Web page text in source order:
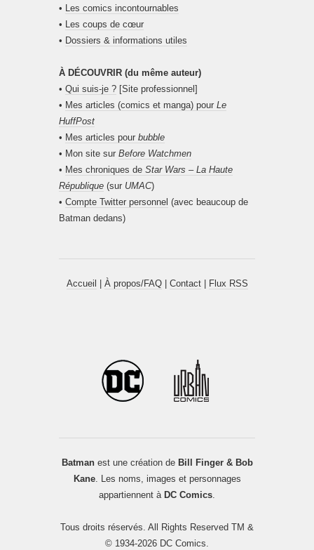
• Les comics incontournables
• Les coups de cœur
• Dossiers & informations utiles
À DÉCOUVRIR (du même auteur)
• Qui suis-je ? [Site professionnel]
• Mes articles (comics et manga) pour Le
HuffPost
• Mes articles pour bubble
• Mon site sur Before Watchmen
• Mes chroniques de Star Wars – La Haute
République (sur UMAC)
• Compte Twitter personnel (avec beaucoup de
Batman dedans)
Accueil | À propos/FAQ| Contact| Flux RSS
Batmanest une création de Bill Finger & Bob
Kane. Les noms, images et personnages
appartiennent à DC Comics
Tous droits réservés. All Rights Reserved TM &
© 1934-2026 DC Comics.